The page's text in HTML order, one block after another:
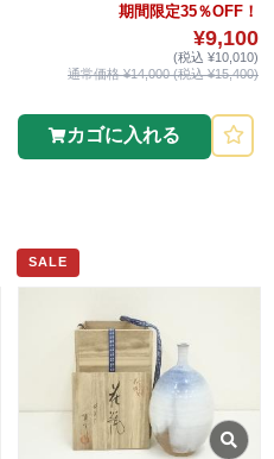
期間限定35％OFF！
¥9,100
(税込 ¥10,010)
通常価格 ¥14,000 (税込 ¥15,400)
カゴに入れる
SALE